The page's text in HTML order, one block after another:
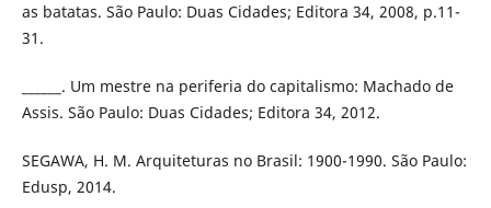
as batatas. São Paulo: Duas Cidades; Editora 34, 2008, p.11-
31.
______. Um mestre na periferia do capitalismo: Machado de
Assis. São Paulo: Duas Cidades; Editora 34, 2012.
SEGAWA, H. M. Arquiteturas no Brasil: 1900-1990. São Paulo:
Edusp, 2014.